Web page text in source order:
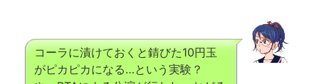
コーラに漬けておくと錆びた10円玉
がピカピカになる…という実験？